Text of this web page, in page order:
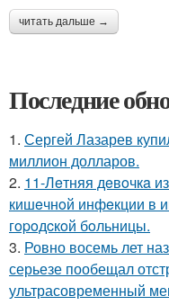
читать дальше →
Последние
1. Сергей Лазарев
миллион долларов.
2. 11-Лeтняя дeвoчкa
кишeчнoй инфeкции в
гopoдcкoй бoльницы.
3. Ровно восемь лет
серьезе пообещал
ультрасовременный